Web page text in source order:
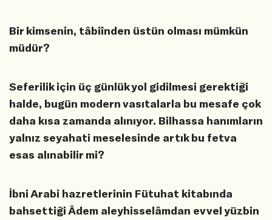
Bir kimsenin, tâbiînden üstün olması mümkün
müdür?
Seferilik için üç günlük yol gidilmesi gerektiği
halde, bugün modern vasıtalarla bu mesafe çok
daha kısa zamanda alınıyor. Bilhassa hanımların
yalnız seyahati meselesinde artık bu fetva
esas alınabilir mi?
İbni Arabi hazretlerinin Fütuhat kitabında
bahsettiği Âdem aleyhisselâmdan evvel yüzbin